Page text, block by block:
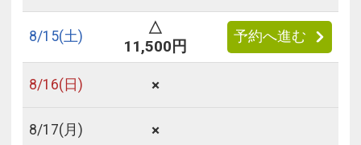
8/15(土)
△
11,500円
予約へ進む
8/16(日) ×
8/17(月) ×